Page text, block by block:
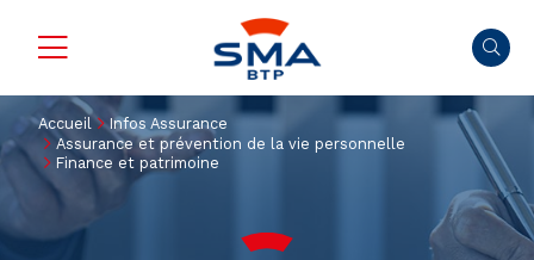
Accueil
Infos Assurance
Assurance et prévention de la vie personnelle
Finance et patrimoine